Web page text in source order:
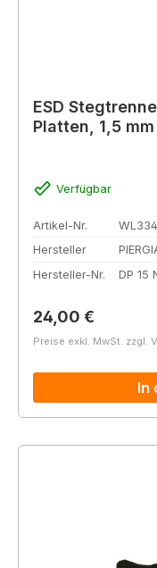
ESD
Platten, 1,5 mm
Verfügbar
Artikel-Nr.
Hersteller
Hersteller-Nr.
DP 15
Regulärer Preis:
24,00 €
Preise exkl. MwSt. zzgl.
In